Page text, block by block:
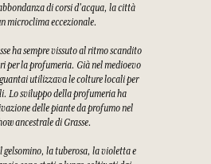
di corsi d'acqua, la città
microclima eccezionale.
ha sempre vissuto al ritmo scandito
per la profumeria. Già nel medioevo
utilizzava le colture locali per
Lo sviluppo della profumeria ha
delle piante da profumo nel
ancestrale di Grasse.
gelsomino, la tuberosa, la violetta e